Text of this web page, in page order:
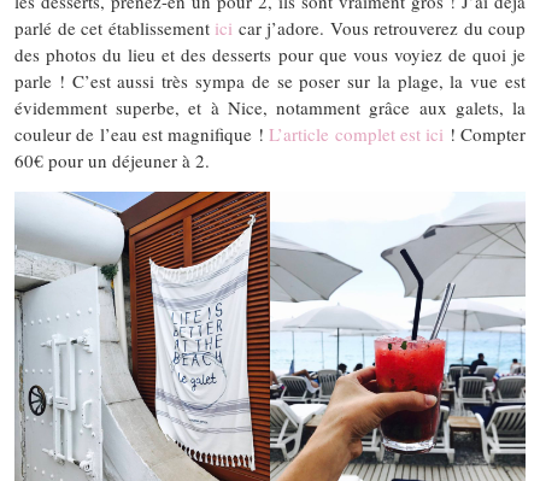
parlé de cet établissement ici car j’adore. Vous retrouverez du coup
des photos du lieu et des desserts pour que vous voyiez de quoi je
parle ! C’est aussi très sympa de se poser sur la plage, la vue est
évidemment superbe, et à Nice, notamment grâce aux galets, la
couleur de l’eau est magnifique !L’article complet est ici ! Compter
60€ pour un déjeuner à 2.